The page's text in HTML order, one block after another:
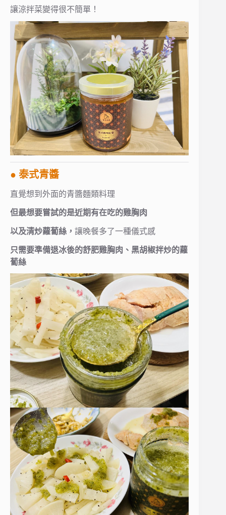
讓涼拌菜變得很不簡單！
● 泰式青醬
直覺想到外面的青醬麵類料理
但最想要嘗試的是近期有在吃的雞胸肉
以及清炒蘿蔔絲， 讓晚餐多了一種儀式感
只需要準備退冰後的舒肥雞胸肉、黑胡椒拌炒的蘿
蔔絲